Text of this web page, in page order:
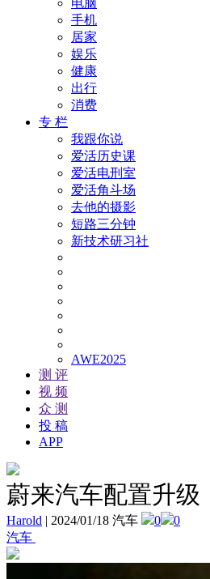
电脑
手机
居家
娱乐
健康
出行
消费
专 栏
我跟你说
爱活历史课
爱活电刑室
爱活角斗场
去他的摄影
短路三分钟
新技术研习社
AWE2025
测 评
视 频
众 测
投 稿
APP
蔚来汽车配置升级
Harold | 2024/01/18 汽车 0
0
汽车